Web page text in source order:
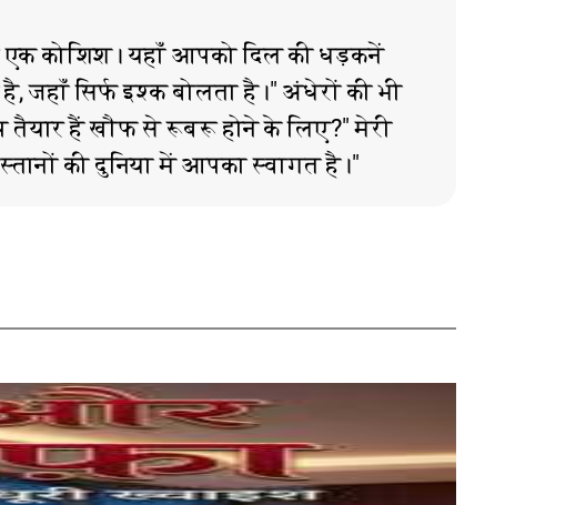
एक कोशिश। यहाँ आपको दिल की धड़कनें
जहाँ सिर्फ इश्क बोलता है।" अंधेरों की भी
तैयार हैं खौफ से रूबरू होने के लिए?" मेरी
की दुनिया में आपका स्वागत है।"